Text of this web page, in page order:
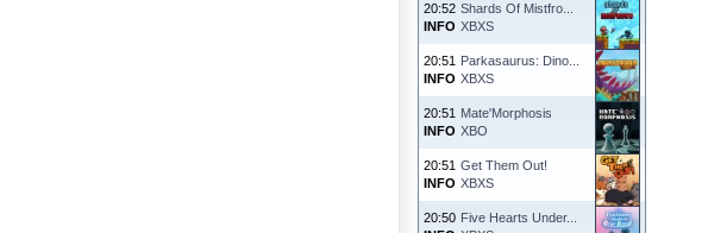
20:52
INFO
Shards Of Mistfro...
XBXS
20:51
INFO
Parkasaurus: Dino...
XBXS
20:51
INFO
Mate'Morphosis
XBO
20:51
INFO
Get Them Out!
XBXS
20:50 Five Hearts Under...